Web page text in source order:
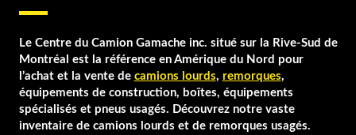
Le Centre du Camion Gamache inc. situé sur la Rive-Sud de
Montréal est la référence en Amérique du Nord pour
l’achat et la vente de camions lourds, remorques,
équipements de construction, boîtes, équipements
spécialisés et pneus usagés. Découvrez notre vaste
inventaire de camions lourds et de remorques usagés.